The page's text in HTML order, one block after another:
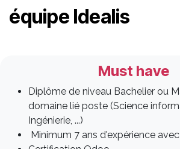
équipe Idealis
Must have
Diplôme de niveau Bachelier ou
domaine lié poste (Science
Ingénierie, ...)
Minimum 7 ans d'expérience